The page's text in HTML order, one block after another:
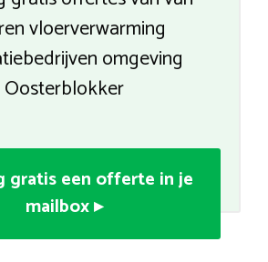
vloerverwarming
omgeving
Oosterblokker
gratis een offerte in je
mailbox ▸